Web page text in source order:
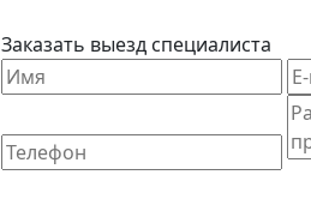
Заказать выезд специалиста